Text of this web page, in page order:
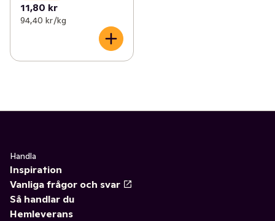
11,80 kr
94,40 kr /kg
Handla
Inspiration
Vanliga frågor och svar
Så handlar du
Hemleverans